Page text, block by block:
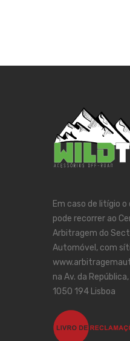
Em caso de litígio
pode recorrer ao
Arbitragem do
Automóvel, com
na Av. da República,
1050 194 Lisboa